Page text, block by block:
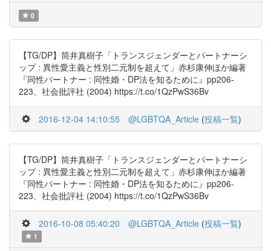
0
【TG/DP】筒井真樹子「トランスジェンダーとパートナーシ
ップ : 異性愛主義と性別二元制を超えて」赤杉康伸ほか編著
『同性パートナー : 同性婚・DP法を知るために』pp206-
223、社会批評社 (2004) https://t.co/1QzPwS36Bv
2016-12-04 14:10:55 @LGBTQA_Article (投稿一覧)
【TG/DP】筒井真樹子「トランスジェンダーとパートナーシ
ップ : 異性愛主義と性別二元制を超えて」赤杉康伸ほか編著
『同性パートナー : 同性婚・DP法を知るために』pp206-
223、社会批評社 (2004) https://t.co/1QzPwS36Bv
2016-10-08 05:40:20 @LGBTQA_Article (投稿一覧)
1